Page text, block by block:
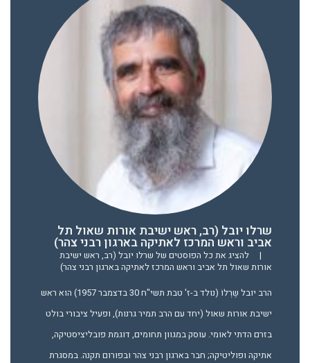
שרלו יובל (רב, ראש ישיבת אורות שאול תל
אביב וראש המרכז לאתיקה בארגון רבני צהר)
|
להציג את כל הפוסטים של שרלו יובל (רב, ראש ישיבת
אורות שאול תל אביב וראש המרכז לאתיקה בארגון רבני צהר)
הרב יובל שֶרְלוֹ (נולד ב-ז' טבת תשי"ח 30 בדצמבר 1957) הוא ראש
ישיבת אורות שאול (יחד עם הרב תמיר גרנות), ופעיל ציבורי בולט
בזרם הדתי לאומי. עוסק במגוון תחומים, דוגמת פובליציסטיקה,
אתיקה ופוליטיקה; חבר בארגון רבני צהר ובפורום תקנה. במסגרת